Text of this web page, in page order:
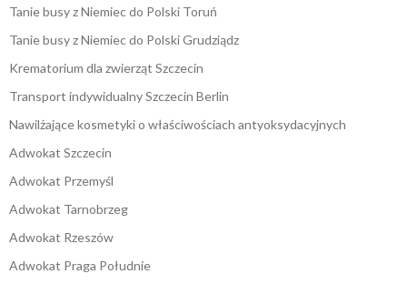
Tanie busy z Niemiec do Polski Toruń
Tanie busy z Niemiec do Polski Grudziądz
Krematorium dla zwierząt Szczecin
Transport indywidualny Szczecin Berlin
Nawilżające kosmetyki o właściwościach antyoksydacyjnych
Adwokat Szczecin
Adwokat Przemyśl
Adwokat Tarnobrzeg
Adwokat Rzeszów
Adwokat Praga Południe